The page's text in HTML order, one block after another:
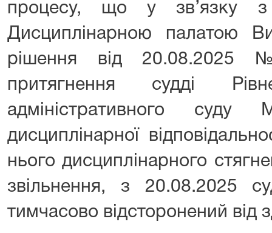
процесу, що у зв’язку з
Дисциплінарною палатою
рішення від 20.08.2025
притягнення судді
адміністративного
дисциплінарної
нього дисциплінарного
звільнення, з 20.08.2025
тимчасово відсторонений від